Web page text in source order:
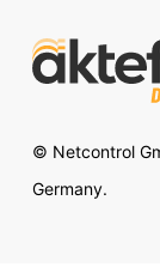
© Netcontrol
Germany.